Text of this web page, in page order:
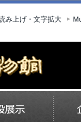
この
み上げ・文字拡大